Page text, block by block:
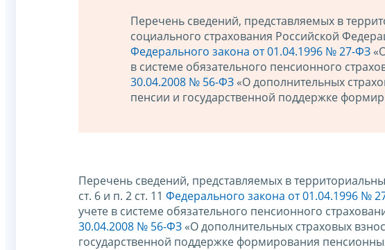
Перечень сведений, представляемых в
социального страхования Российской
Федерального закона от 01.04.1996 № 27-ФЗ
в системе обязательного пенсионного
30.04.2008 № 56-ФЗ «О дополнительных
пенсии и государственной поддержке
Перечень сведений, представляемых в
ст. 6 и п. 2 ст. 11 Федерального закона от 01.04.1996 №
учете в системе обязательного пенсионного
30.04.2008 № 56-ФЗ «О дополнительных страховых
государственной поддержке формирования